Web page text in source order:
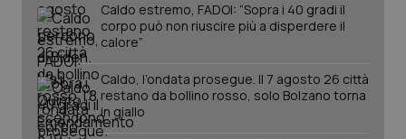
Caldo estremo, FADOI: “Sopra i 40 gradi il
corpo può non riuscire più a disperdere il
calore”
Caldo, l’ondata prosegue. Il 7 agosto 26 città
restano da bollino rosso, solo Bolzano torna
in giallo
_ga
Google LLC
.quotidianosanita.it